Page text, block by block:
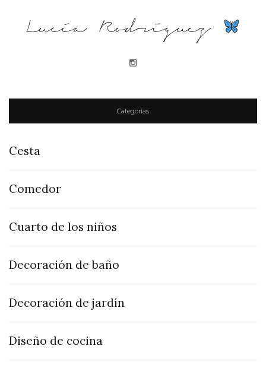
Lucía Rodriguez
Categorías
Cesta
Comedor
Cuarto de los niños
Decoración de baño
Decoración de jardín
Diseño de cocina